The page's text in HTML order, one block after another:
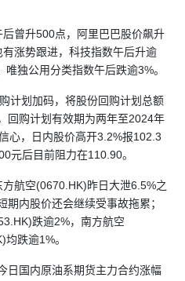
曾升500点，阿里巴巴股价飙升
涨势跟进，科技指数午后升逾
独公用分类指数午后跌逾3%。
计划加码，将股份回购计划总额
回购计划有效期为两年至2024年
心，日内股价高开3.2%报102.3
元后目前阻力在110.90。
航空(0670.HK)昨日大泄6.5%之
内股价还会继续受事故拖累；
跌逾2%，南方航空
跌逾1%。
日国内原油系期货主力合约涨幅